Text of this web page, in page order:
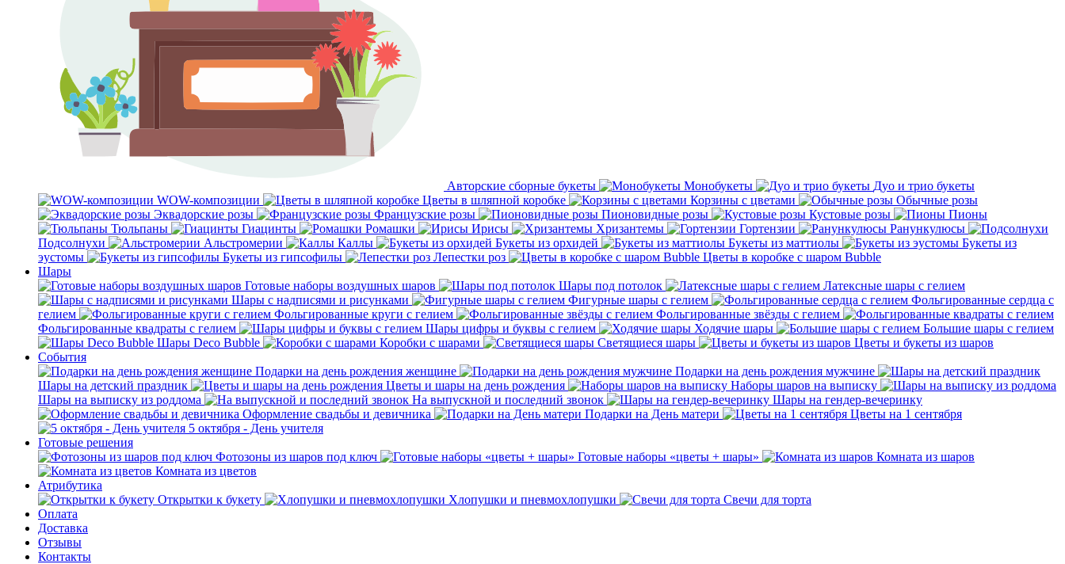
Авторские сборные букеты Монобукеты
Дуо и трио букеты
WOW-композиции
Цветы в шляпной коробке Корзины с цветами
Обычные розы
Эквадорские розы
Французские розы Пионовидные розы Кустовые розы
Пионы
Тюльпаны
Гиацинты Ромашки Ирисы Хризантемы Гортензии
Ранункулюсы
Подсолнухи
Альстромерии Каллы Букеты из орхидей Букеты из маттиолы
Букеты из
эустомы
Букеты из гипсофилы Лепестки роз
Цветы в коробке с шаром Bubble
Шары
Готовые наборы воздушных шаров
Шары под потолок
Латексные шары с гелием
Шары с надписями и рисунками
Фигурные шары с гелием
Фольгированные сердца с
гелием
Фольгированные круги с гелием
Фольгированные звёзды с гелием
Фольгированные квадраты с гелием
Шары цифры и буквы с гелием Ходячие шары
Большие шары с гелием
Шары Deco Bubble
Коробки с шарами Светящиеся шары
Цветы и букеты из шаров
События
Подарки на день рождения женщине
Подарки на день рождения мужчине
Шары на детский праздник
Цветы и шары на день рождения
Наборы шаров на выписку
Шары на выписку из роддома
На выпускной и последний звонок
Шары на гендер-вечеринку
Оформление свадьбы и девичника
Подарки на День матери
Цветы на 1 сентября
5 октября - День учителя
Готовые решения
Фотозоны из шаров под ключ
Готовые наборы «цветы + шары»
Комната из шаров
Комната из цветов
Атрибутика
Открытки к букету
Хлопушки и пневмохлопушки
Свечи для торта
Оплата
Доставка
Отзывы
Контакты